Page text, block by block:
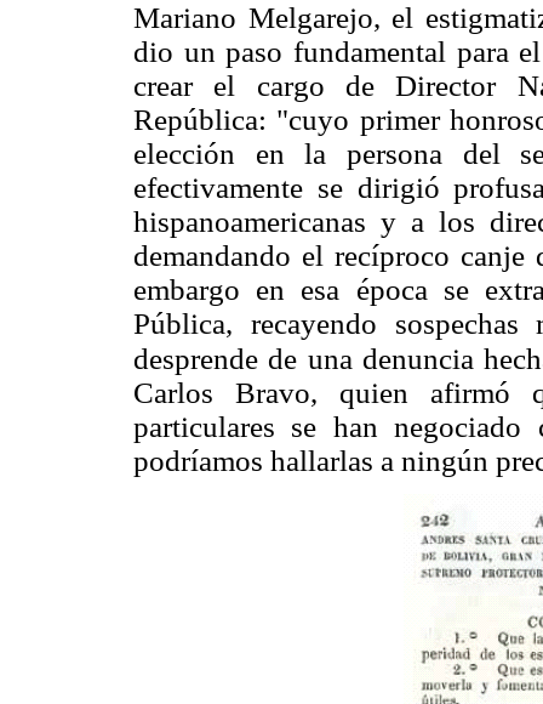
Mariano Melgarejo, el
dio un paso fundamental para
crear el cargo de Director
República: "cuyo primer
elección en la persona del
efectivamente se dirigió
hispanoamericanas y a los
demandando el recíproco
embargo en esa época se
Pública, recayendo
desprende de una denuncia
Carlos Bravo, quien afirmó
particulares se han
podríamos hallarlas a ningún